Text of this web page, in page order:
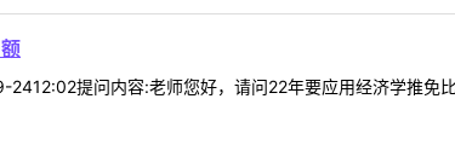
提问内容:老师您好，请问22年要应用经济学推免